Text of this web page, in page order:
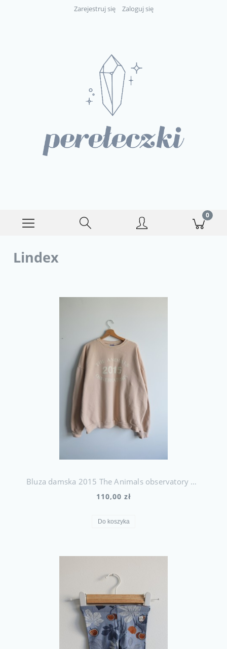
Zarejestruj się Zaloguj się
Lindex
Bluza damska 2015 The Animals observatory L II gatunek
110,00 zł
Do koszyka